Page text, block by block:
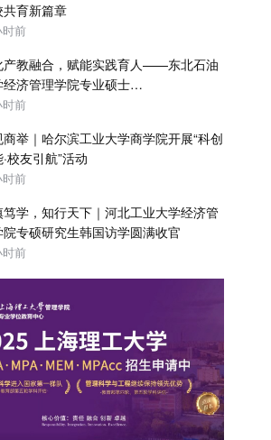
共育新篇章
前
产教融合，赋能实践育人——东北石油
经济管理学院专业硕士
MPAcc）系列教学活动圆满收官
前
举｜哈尔滨工业大学商学院开展“科创
校友引航”活动
前
笃学，知行天下｜河北工业大学经济管
院专硕研究生韩国访学圆满收官
前